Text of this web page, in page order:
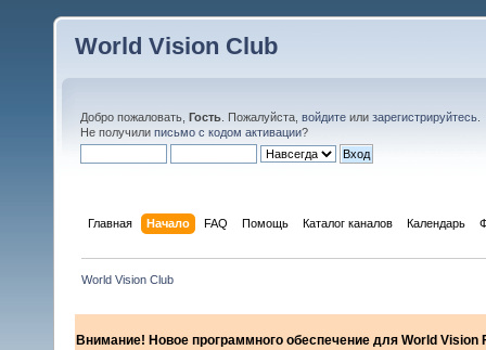
World Vision Club
Добро пожаловать, Гость . Пожалуйста, войдите или зарегистрируйтесь
Не получили письмо с кодом активации?
Главная Начало FAQ Помощь Каталог каналов Календарь
World Vision Club
Внимание! Новое программного обеспечение для World